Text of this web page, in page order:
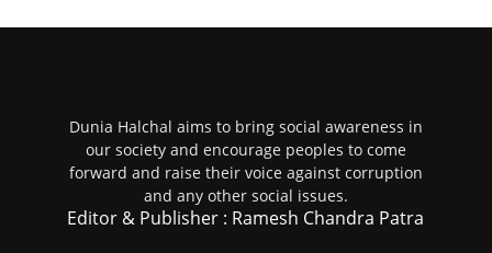
Dunia Halchal aims to bring social awareness in
our society and encourage peoples to come
forward and raise their voice against corruption
and any other social issues.
Editor & Publisher : Ramesh Chandra Patra